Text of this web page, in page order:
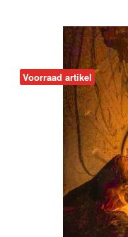
Voorraad artikel